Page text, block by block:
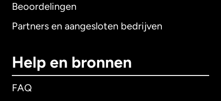
Beoordelingen
Partners en aangesloten bedrijven
Help en bronnen
FAQ